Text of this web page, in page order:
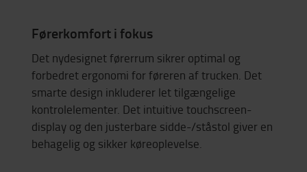
Førerkomfort i fokus
Det nydesignet førerrum sikrer optimal og
forbedret ergonomi for føreren af trucken. Det
smarte design inkluderer let tilgængelige
kontrolelementer. Det intuitive touchscreen-
display og den justerbare sidde-/ståstol giver en
behagelig og sikker køreoplevelse.